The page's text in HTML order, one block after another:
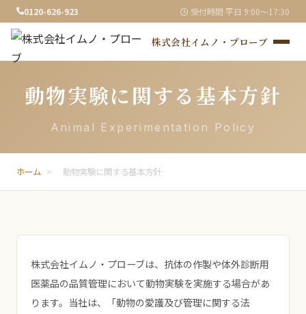
0120-626-923 受付時間 平日 9:00〜17:30
株式会社イムノ・プローブ
動物実験に関する基本方針
Animal Experimentation Policy
ホーム > 動物実験に関する基本方針
株式会社イムノ・プローブは、抗体の作製や体外診断用
医薬品の品質管理において動物実験を実施する場合があ
ります。当社は、「動物の愛護及び管理に関する法